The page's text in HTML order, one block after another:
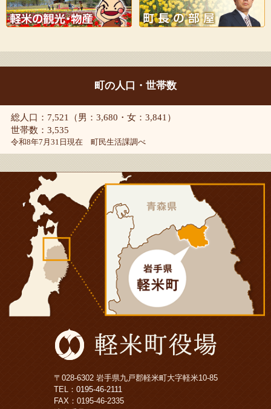
町の人口・世帯数
総人口：7,521（男：3,680・女：3,841）
世帯数：3,535
令和8年7月31日現在 町民生活課調べ
〒028-6302 岩手県九戸郡軽米町大字軽米10-85
TEL： 0195-46-2111
FAX：0195-46-2335